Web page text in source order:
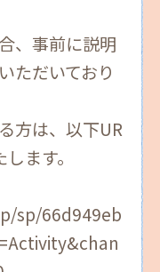
、事前に説明
ただいており
方は、以下UR
ます。
sp/66d949eb